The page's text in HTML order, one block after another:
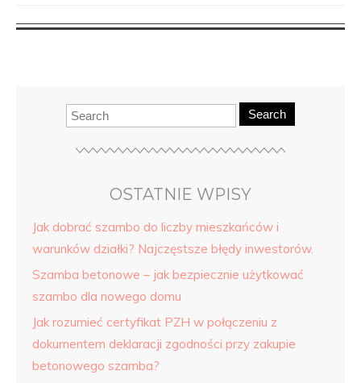
Search
OSTATNIE WPISY
Jak dobrać szambo do liczby mieszkańców i
warunków działki? Najczęstsze błędy inwestorów.
Szamba betonowe – jak bezpiecznie użytkować
szambo dla nowego domu
Jak rozumieć certyfikat PZH w połączeniu z
dokumentem deklaracji zgodności przy zakupie
betonowego szamba?